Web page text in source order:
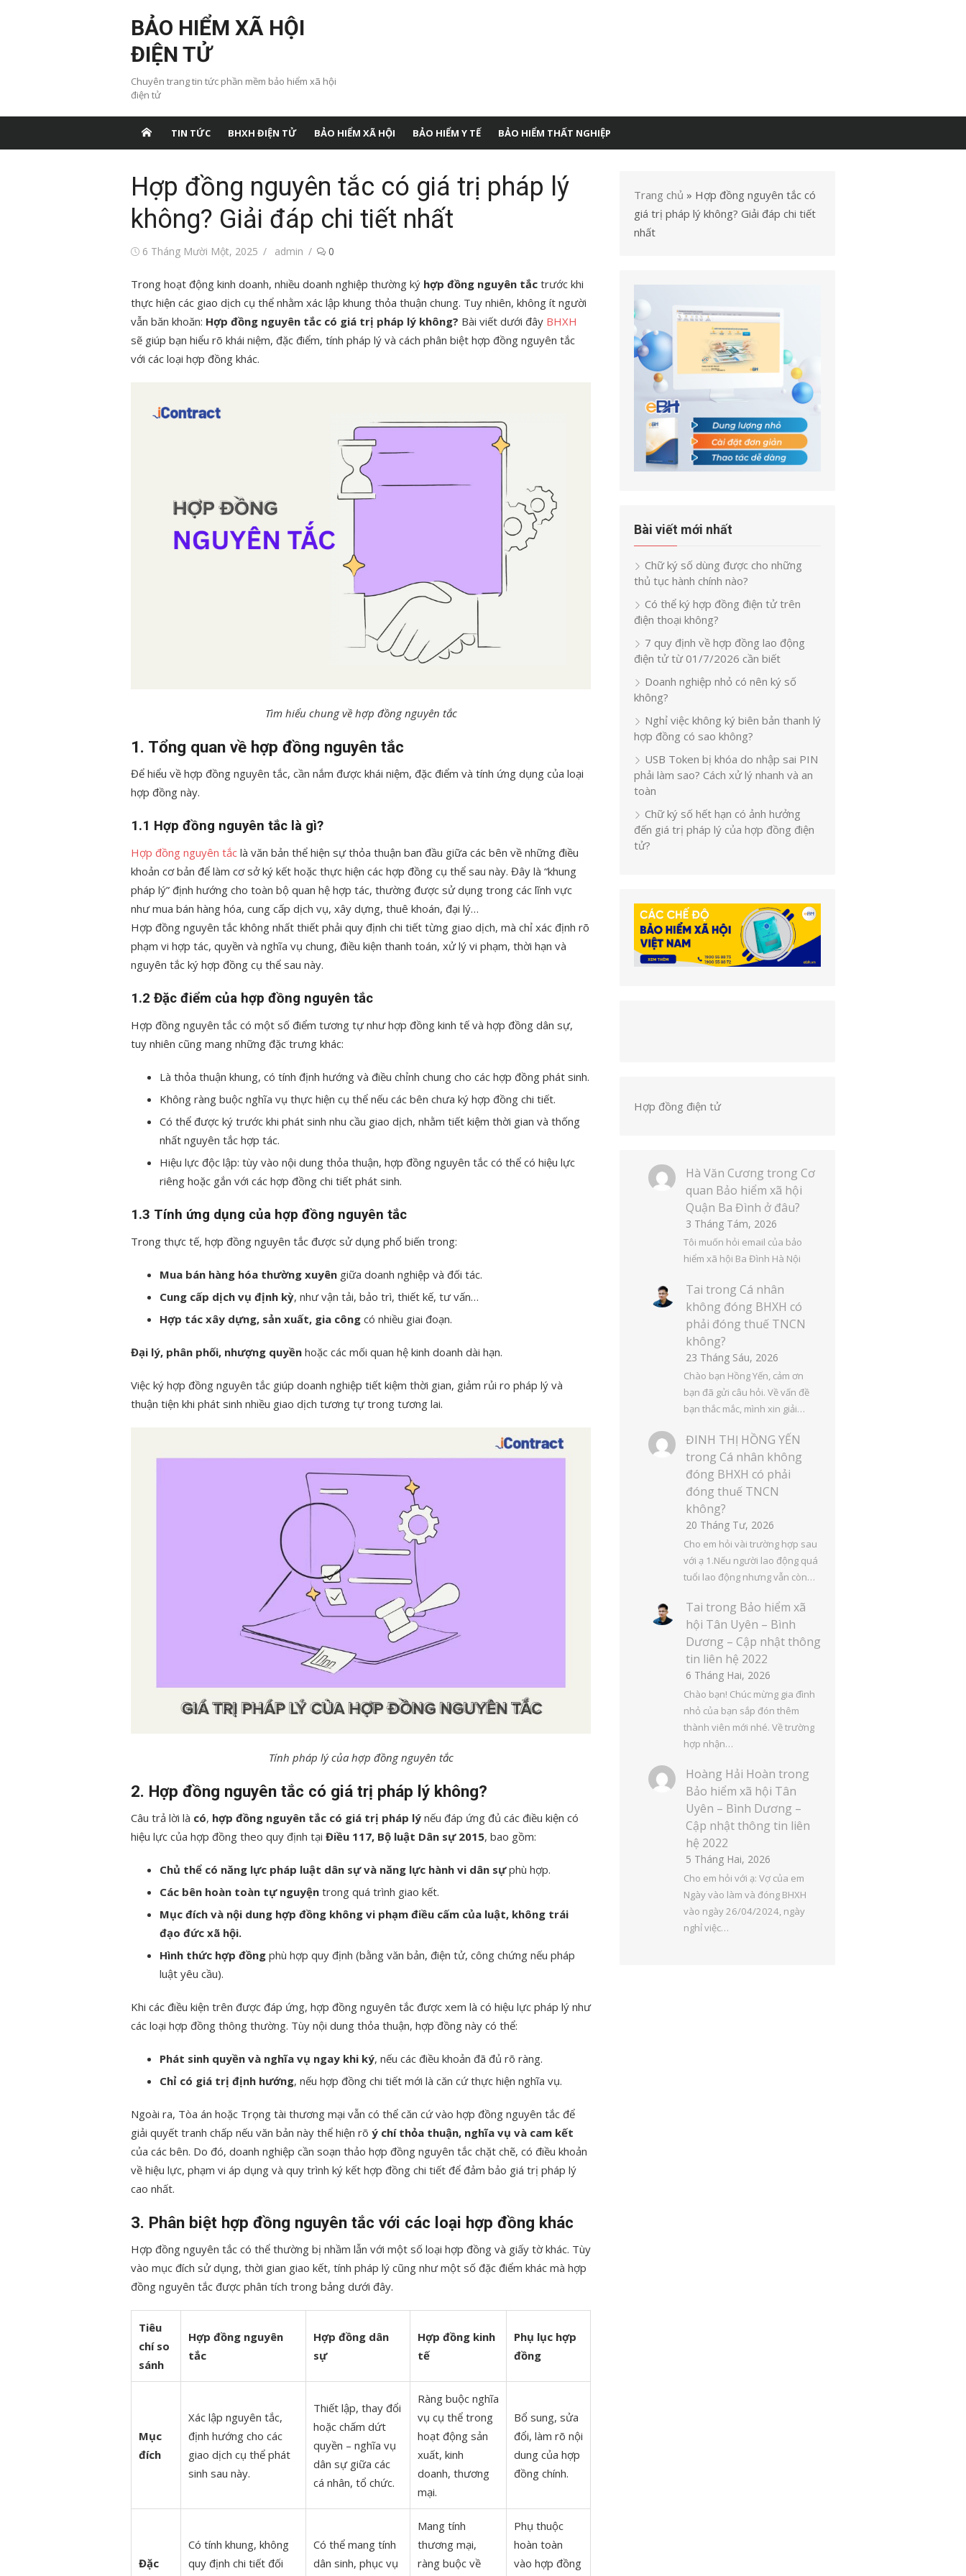
BẢO HIỂM XÃ HỘI
ĐIỆN TỬ
Chuyên trang tin tức phần mềm bảo hiểm xã hội
điện tử
TIN TỨC BHXH ĐIỆN TỬ BẢO HIỂM XÃ HỘI BẢO HIỂM Y TẾ BẢO HIỂM THẤT NGHIỆP
Hợp đồng nguyên tắc có giá trị pháp lý
không? Giải đáp chi tiết nhất
Đăng6 Tháng Mười Một, 2025
Tác
admin 0
Trong hoạt động kinh doanh, nhiều doanh nghiệp thường ký hợp đồng nguyên tắc trước khi
thực hiện các giao dịch cụ thể nhằm xác lập khung thỏa thuận chung. Tuy nhiên, không ít người
vẫn băn khoăn: Hợp đồng nguyên tắc có giá trị pháp lý không? Bài viết dưới đây BHXH
sẽ giúp bạn hiểu rõ khái niệm, đặc điểm, tính pháp lý và cách phân biệt hợp đồng nguyên tắc
với các loại hợp đồng khác.
Tìm hiểu chung về hợp đồng nguyên tắc
1. Tổng quan về hợp đồng nguyên tắc
Để hiểu về hợp đồng nguyên tắc, cần nắm được khái niệm, đặc điểm và tính ứng dụng của loại
hợp đồng này.
1.1 Hợp đồng nguyên tắc là gì?
Hợp đồng nguyên tắc là văn bản thể hiện sự thỏa thuận ban đầu giữa các bên về những điều
khoản cơ bản để làm cơ sở ký kết hoặc thực hiện các hợp đồng cụ thể sau này. Đây là “khung
pháp lý” định hướng cho toàn bộ quan hệ hợp tác, thường được sử dụng trong các lĩnh vực
như mua bán hàng hóa, cung cấp dịch vụ, xây dựng, thuê khoán, đại lý…
Hợp đồng nguyên tắc không nhất thiết phải quy định chi tiết từng giao dịch, mà chỉ xác định rõ
phạm vi hợp tác, quyền và nghĩa vụ chung, điều kiện thanh toán, xử lý vi phạm, thời hạn và
nguyên tắc ký hợp đồng cụ thể sau này.
1.2 Đặc điểm của hợp đồng nguyên tắc
Hợp đồng nguyên tắc có một số điểm tương tự như hợp đồng kinh tế và hợp đồng dân sự,
tuy nhiên cũng mang những đặc trưng khác:
Là thỏa thuận khung, có tính định hướng và điều chỉnh chung cho các hợp đồng phát sinh.
Không ràng buộc nghĩa vụ thực hiện cụ thể nếu các bên chưa ký hợp đồng chi tiết.
Có thể được ký trước khi phát sinh nhu cầu giao dịch, nhằm tiết kiệm thời gian và thống
nhất nguyên tắc hợp tác.
Hiệu lực độc lập: tùy vào nội dung thỏa thuận, hợp đồng nguyên tắc có thể có hiệu lực
riêng hoặc gắn với các hợp đồng chi tiết phát sinh.
1.3 Tính ứng dụng của hợp đồng nguyên tắc
Trong thực tế, hợp đồng nguyên tắc được sử dụng phổ biến trong:
Mua bán hàng hóa thường xuyên giữa doanh nghiệp và đối tác.
Cung cấp dịch vụ định kỳ, như vận tải, bảo trì, thiết kế, tư vấn…
Hợp tác xây dựng, sản xuất, gia công có nhiều giai đoạn.
Đại lý, phân phối, nhượng quyền hoặc các mối quan hệ kinh doanh dài hạn.
Việc ký hợp đồng nguyên tắc giúp doanh nghiệp tiết kiệm thời gian, giảm rủi ro pháp lý và
thuận tiện khi phát sinh nhiều giao dịch tương tự trong tương lai.
Tính pháp lý của hợp đồng nguyên tắc
2. Hợp đồng nguyên tắc có giá trị pháp lý không?
Câu trả lời là có, hợp đồng nguyên tắc có giá trị pháp lý nếu đáp ứng đủ các điều kiện có
hiệu lực của hợp đồng theo quy định tại Điều 117, Bộ luật Dân sự 2015, bao gồm:
Chủ thể có năng lực pháp luật dân sự và năng lực hành vi dân sựphù hợp.
Các bên hoàn toàn tự nguyện trong quá trình giao kết.
Mục đích và nội dung hợp đồng không vi phạm điều cấm của luật, không trái
đạo đức xã hội.
Hình thức hợp đồng phù hợp quy định (bằng văn bản, điện tử, công chứng nếu pháp
luật yêu cầu).
Khi các điều kiện trên được đáp ứng, hợp đồng nguyên tắc được xem là có hiệu lực pháp lý như
các loại hợp đồng thông thường. Tùy nội dung thỏa thuận, hợp đồng này có thể:
Phát sinh quyền và nghĩa vụ ngay khi ký, nếu các điều khoản đã đủ rõ ràng.
Chỉ có giá trị định hướng, nếu hợp đồng chi tiết mới là căn cứ thực hiện nghĩa vụ.
Ngoài ra, Tòa án hoặc Trọng tài thương mại vẫn có thể căn cứ vào hợp đồng nguyên tắc để
giải quyết tranh chấp nếu văn bản này thể hiện rõ ý chí thỏa thuận, nghĩa vụ và cam kết
của các bên. Do đó, doanh nghiệp cần soạn thảo hợp đồng nguyên tắc chặt chẽ, có điều khoản
về hiệu lực, phạm vi áp dụng và quy trình ký kết hợp đồng chi tiết để đảm bảo giá trị pháp lý
cao nhất.
3. Phân biệt hợp đồng nguyên tắc với các loại hợp đồng khác
Hợp đồng nguyên tắc có thể thường bị nhầm lẫn với một số loại hợp đồng và giấy tờ khác. Tùy
vào mục đích sử dụng, thời gian giao kết, tính pháp lý cũng như một số đặc điểm khác mà hợp
đồng nguyên tắc được phân tích trong bảng dưới đây.
Tiêu
chí so
sánh
Hợp đồng nguyên
tắc
Hợp đồng dân
sự
Hợp đồng kinh
tế
Phụ lục hợp
đồng
Mục
đích
Xác lập nguyên tắc,
định hướng cho các
giao dịch cụ thể phát
sinh sau này.
Thiết lập, thay đổi
hoặc chấm dứt
quyền – nghĩa vụ
dân sự giữa các
cá nhân, tổ chức.
Ràng buộc nghĩa
vụ cụ thể trong
hoạt động sản
xuất, kinh
doanh, thương
mại.
Bổ sung, sửa
đổi, làm rõ nội
dung của hợp
đồng chính.
Đặc
Có tính khung, không
quy định chi tiết đối
Có thể mang tính
dân sinh, phục vụ
Mang tính
thương mại,
ràng buộc về
Phụ thuộc
hoàn toàn
vào hợp đồng
Trang chủ » Hợp đồng nguyên tắc có
giá trị pháp lý không? Giải đáp chi tiết
nhất
Bài viết mới nhất
Chữ ký số dùng được cho những
thủ tục hành chính nào?
Có thể ký hợp đồng điện tử trên
điện thoại không?
7 quy định về hợp đồng lao động
điện tử từ 01/7/2026 cần biết
Doanh nghiệp nhỏ có nên ký số
không?
Nghỉ việc không ký biên bản thanh lý
hợp đồng có sao không?
USB Token bị khóa do nhập sai PIN
phải làm sao? Cách xử lý nhanh và an
toàn
Chữ ký số hết hạn có ảnh hưởng
đến giá trị pháp lý của hợp đồng điện
tử?
Hợp đồng điện tử
Hà Văn Cương trong Cơ
quan Bảo hiểm xã hội
Quận Ba Đình ở đâu?
3 Tháng Tám, 2026
Tôi muốn hỏi email của bảo
hiểm xã hội Ba Đình Hà Nội
Tai trong Cá nhân
không đóng BHXH có
phải đóng thuế TNCN
không?
23 Tháng Sáu, 2026
Chào bạn Hồng Yến, cảm ơn
bạn đã gửi câu hỏi. Về vấn đề
bạn thắc mắc, mình xin giải…
ĐINH THỊ HỒNG YẾN
trong Cá nhân không
đóng BHXH có phải
đóng thuế TNCN
không?
20 Tháng Tư, 2026
Cho em hỏi vài trường hợp sau
với ạ 1.Nếu người lao động quá
tuổi lao động nhưng vẫn còn…
Tai trong Bảo hiểm xã
hội Tân Uyên – Bình
Dương – Cập nhật thông
tin liên hệ 2022
6 Tháng Hai, 2026
Chào bạn! Chúc mừng gia đình
nhỏ của bạn sắp đón thêm
thành viên mới nhé. Về trường
hợp nhận…
Hoàng Hải Hoàn trong
Bảo hiểm xã hội Tân
Uyên – Bình Dương –
Cập nhật thông tin liên
hệ 2022
5 Tháng Hai, 2026
Cho em hỏi với ạ: Vợ của em
Ngày vào làm và đóng BHXH
vào ngày 26/04/2024, ngày
nghỉ việc…